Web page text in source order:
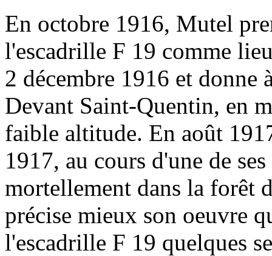
En octobre 1916, Mutel
l'escadrille F 19 comme
2 décembre 1916 et donne
Devant Saint-Quentin, en
faible altitude. En août
1917, au cours d'une de
mortellement dans la forêt
précise mieux son oeuvre
l'escadrille F 19 quelques